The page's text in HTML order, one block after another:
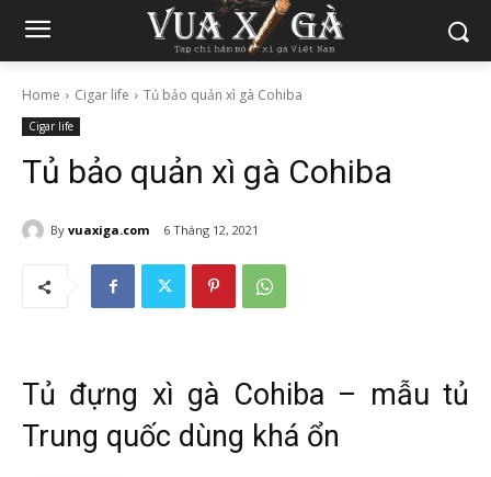
Home Cigar life Tủ bảo quản xì gà Cohiba
Cigar life
Tủ bảo quản xì gà Cohiba
By vuaxiga.com 6 Tháng 12, 2021
Tủ đựng xì gà Cohiba – mẫu tủ
Trung quốc dùng khá ổn